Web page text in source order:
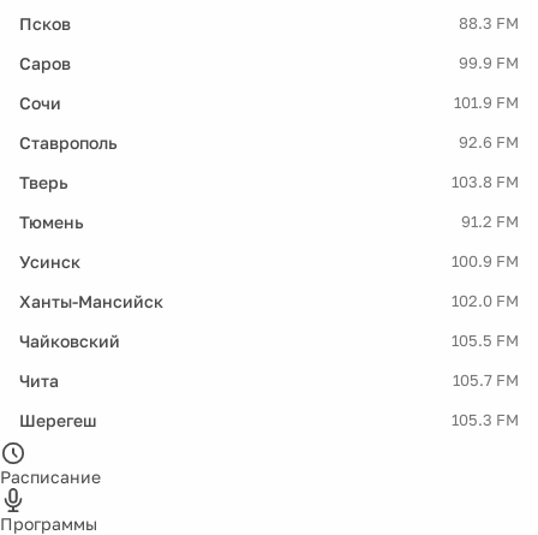
Псков 88.3 FM
Саров 99.9 FM
Сочи 101.9 FM
Ставрополь 92.6 FM
Тверь 103.8 FM
Тюмень 91.2 FM
Усинск 100.9 FM
Ханты-Мансийск 102.0 FM
Чайковский 105.5 FM
Чита 105.7 FM
Шерегеш 105.3 FM
Расписание
Программы